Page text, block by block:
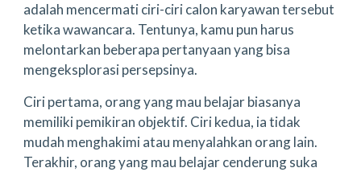
adalah mencermati ciri-ciri calon karyawan tersebut
ketika wawancara. Tentunya, kamu pun harus
melontarkan beberapa pertanyaan yang bisa
mengeksplorasi persepsinya.
Ciri pertama, orang yang mau belajar biasanya
memiliki pemikiran objektif. Ciri kedua, ia tidak
mudah menghakimi atau menyalahkan orang lain.
Terakhir, orang yang mau belajar cenderung suka